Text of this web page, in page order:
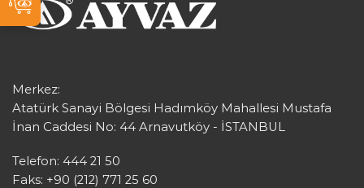
Merkez:
Atatürk Sanayi Bölgesi Hadımköy Mahallesi Mustafa
İnan Caddesi No: 44 Arnavutköy - İSTANBUL
Telefon: 444 21 50
Faks: +90 (212) 771 25 60